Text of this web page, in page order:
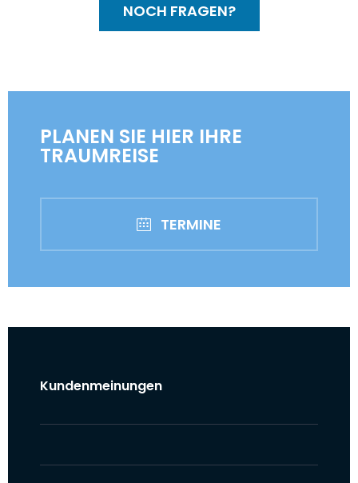
NOCH FRAGEN?
PLANEN SIE HIER IHRE
TRAUMREISE
TERMINE
Kundenmeinungen